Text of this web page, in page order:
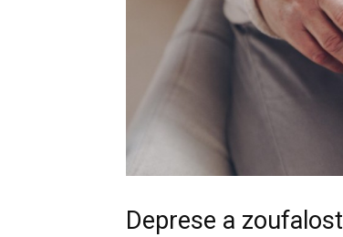
Deprese a zoufalost